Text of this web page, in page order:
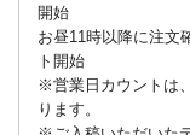
開始
お昼11時以降に注文
ト開始
※営業日カウントは
ります。